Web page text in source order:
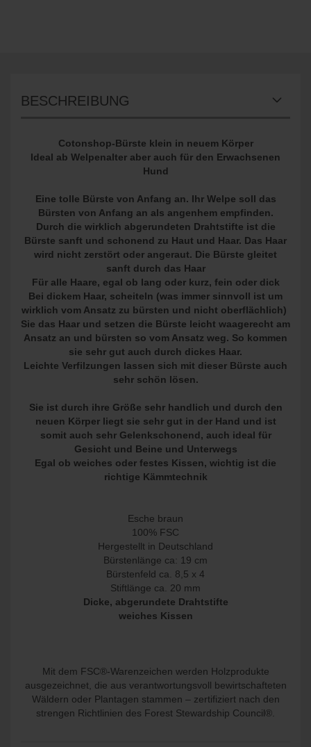
BESCHREIBUNG
Cotonshop-Bürste klein in neuem Körper
Ideal ab Welpenalter aber auch für den Erwachsenen
Hund
Eine tolle Bürste von Anfang an. Ihr Welpe soll das
Bürsten von Anfang an als angenhem empfinden.
Durch die wirklich abgerundeten Drahtstifte ist die
Bürste sanft und schonend zu Haut und Haar. Das Haar
wird nicht zerstört oder angeraut. Die Bürste gleitet
sanft durch das Haar
Für alle Haare, egal ob lang oder kurz, fein oder dick
Bei dickem Haar, scheiteln (was immer sinnvoll ist um
wirklich vom Ansatz zu bürsten und nicht oberflächlich)
Sie das Haar und setzen die Bürste leicht waagerecht am
Ansatz an und bürsten so vom Ansatz weg. So kommen
sie sehr gut auch durch dickes Haar.
Leichte Verfilzungen lassen sich mit dieser Bürste auch
sehr schön lösen.
Sie ist durch ihre Größe sehr handlich und durch den
neuen Körper liegt sie sehr gut in der Hand und ist
somit auch sehr Gelenkschonend, auch ideal für
Gesicht und Beine und Unterwegs
Egal ob weiches oder festes Kissen, wichtig ist die
richtige Kämmtechnik
Esche braun
100% FSC
Hergestellt in Deutschland
Bürstenlänge ca: 19 cm
Bürstenfeld ca. 8,5 x 4
Stiftlänge ca. 20 mm
Dicke, abgerundete Drahtstifte
weiches Kissen
Mit dem FSC®-Warenzeichen werden Holzprodukte
ausgezeichnet, die aus verantwortungsvoll bewirtschafteten
Wäldern oder Plantagen stammen – zertifiziert nach den
strengen Richtlinien des Forest Stewardship Council®.